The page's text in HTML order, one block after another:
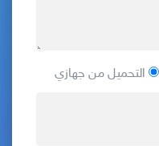
التحميل من جهازي